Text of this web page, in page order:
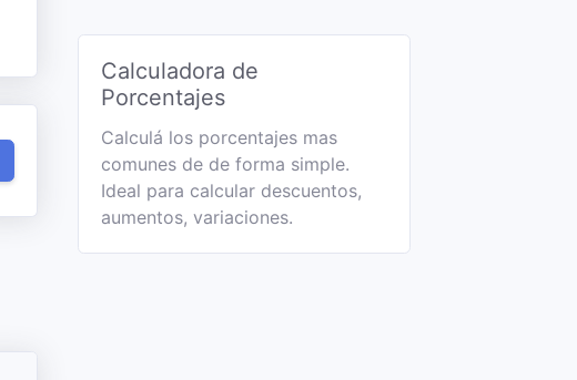
Calculadora de
Porcentajes
Calculá los porcentajes mas
comunes de de forma simple.
Ideal para calcular descuentos,
aumentos, variaciones.